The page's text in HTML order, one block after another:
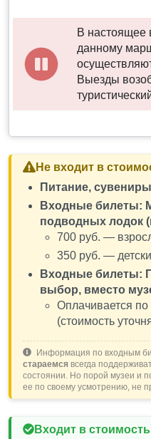
Графская
бульвар:
парадным
Памятник
осматриваем
Остановка на
продолжением
Переезд в
закрытую в прошлом
Набережная
Чембало:
видом на
Программа на
морскую
побережья (с
года) или
по ремонту
Возвращение в
через 2-2,5 часа):
отправляется
(протяженность 100
остановка).
или максимально
В настоящее
данному
Выезды
Не входит в
Питание,
Входные билеты:
подводных лодок
700 руб. —
350 руб. —
Входные билеты:
выбор, вместо
Оплачивается
(стоимость
Информация по входным
стараемся всегда
состоянии. Но порой музеи и
ее по своему усмотрению, не
Входит в стоимость